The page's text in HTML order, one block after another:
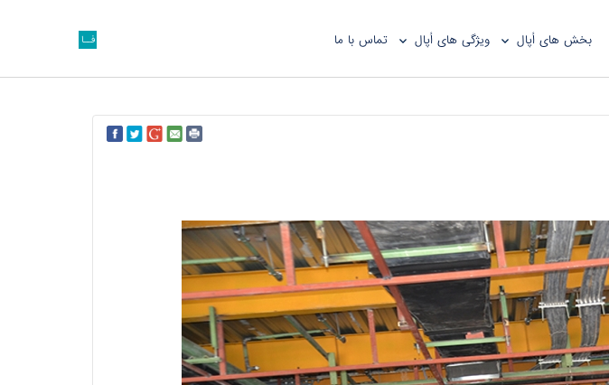
بخش های اُپال ویژگی های اُپال تماس با ما فــا